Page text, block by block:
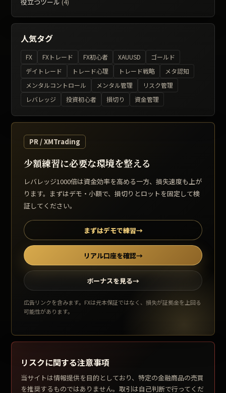
人気タグ
FX FXトレード FX初心者 XAUUSD
ゴールド
デイトレード
トレード心理 トレード戦略
メタ認知
メンタルコントロール
メンタル管理
リスク管理
レバレッジ
投資初心者 損切り 資金管理
PR / XMTrading
少額練習に必要な環境を整える
レバレッジ1000倍は資金効率を高める一方、損失速度も上が
ります。まずはデモ・小額で、損切りとロットを固定して検
証してください。
まずはデモで練習→
リアル口座を確認→
ボーナスを見る→
広告リンクを含みます。FXは元本保証ではなく、損失が証拠金を上回る
可能性があります。
リスクに関する注意事項
当サイトは情報提供を目的としており、特定の金融商品の売買
を推奨するものではありません。取引は自己判断で行ってくだ